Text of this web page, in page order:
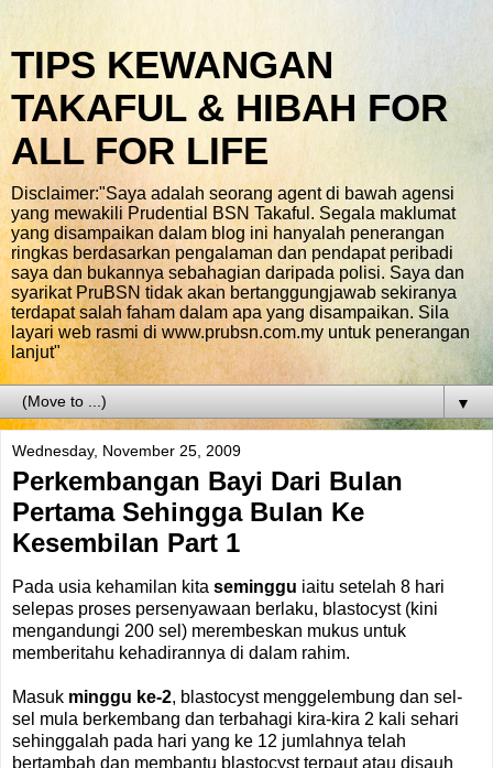
TIPS KEWANGAN
TAKAFUL & HIBAH FOR
ALL FOR LIFE
Disclaimer:"Saya adalah seorang agent di bawah agensi
yang mewakili Prudential BSN Takaful. Segala maklumat
yang disampaikan dalam blog ini hanyalah penerangan
ringkas berdasarkan pengalaman dan pendapat peribadi
saya dan bukannya sebahagian daripada polisi. Saya dan
syarikat PruBSN tidak akan bertanggungjawab sekiranya
terdapat salah faham dalam apa yang disampaikan. Sila
layari web rasmi di www.prubsn.com.my untuk penerangan
lanjut"
▼
Wednesday, November 25, 2009
Perkembangan Bayi Dari Bulan
Pertama Sehingga Bulan Ke
Kesembilan Part 1
Pada usia kehamilan kita seminggu iaitu setelah 8 hari
selepas proses persenyawaan berlaku, blastocyst (kini
mengandungi 200 sel) merembeskan mukus untuk
memberitahu kehadirannya di dalam rahim.
Masuk minggu ke-2, blastocyst menggelembung dan sel-
sel mula berkembang dan terbahagi kira-kira 2 kali sehari
sehinggalah pada hari yang ke 12 jumlahnya telah
bertambah dan membantu blastocyst terpaut atau disauh